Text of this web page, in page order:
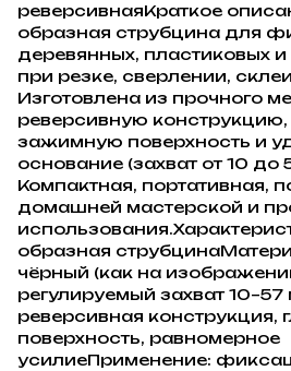
реверсивнаяКраткое
образная струбцина для
деревянных, пластиковых и
при резке, сверлении,
Изготовлена из прочного
реверсивную
зажимную поверхность и
основание (захват от 10 до
Компактная, портативная,
домашней мастерской и
образная
чёрный (как на
регулируемый захват
реверсивная конструкция,
поверхность, равномерное
усилиеПрименение: